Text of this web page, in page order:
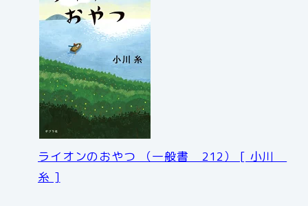
ライオンのおやつ （一般書 212） [ 小川
糸 ]